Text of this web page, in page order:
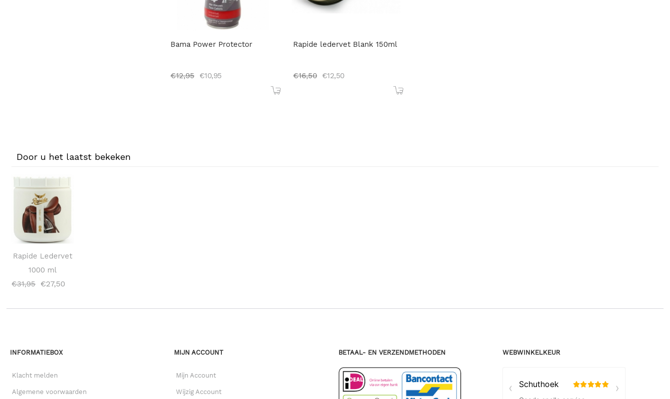
Bama Power Protector
€12,95 €10,95
Rapide ledervet Blank 150ml
€16,50 €12,50
Door u het laatst bekeken
Rapide Ledervet
1000 ml
€31,95 €27,50
INFORMATIEBOX
Klacht melden
Algemene voorwaarden
MIJN ACCOUNT
Mijn Account
Wijzig Account
BETAAL- EN VERZENDMETHODEN WEBWINKELKEUR